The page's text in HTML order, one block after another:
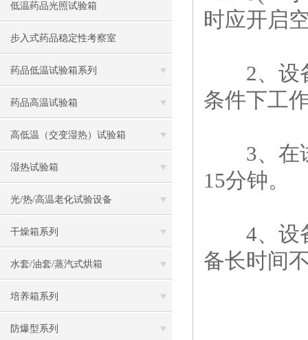
低温药品光照试验箱
步入式药品稳定性考察室
药品低温试验箱系列
药品高温试验箱
高低温（交变湿热）试验箱
湿热试验箱
光/热/高温老化试验设备
干燥箱系列
水套/油套/蒸汽式烘箱
培养箱系列
防爆型系列
时应开启
2、设备
条件下工
3、在试
15分钟。
4、设备
备长时间